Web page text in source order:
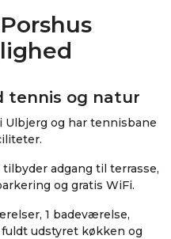
tennis og natur
Ulbjerg og har tennisbane
adgang til terrasse,
og gratis WiFi.
1 badeværelse,
udstyret køkken og